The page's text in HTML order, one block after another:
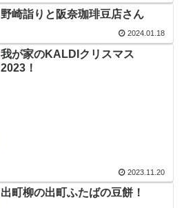
野崎詣りと阪奈珈琲豆店さん
2024.01.18
我が家のKALDIクリスマス
2023！
2023.11.20
出町柳の出町ふたばの豆餅！